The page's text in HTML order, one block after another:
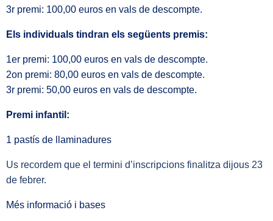
3r premi: 100,00 euros en vals de descompte.
Els individuals tindran els següents premis:
1er premi: 100,00 euros en vals de descompte.
2on premi: 80,00 euros en vals de descompte.
3r premi: 50,00 euros en vals de descompte.
Premi infantil:
1 pastís de llaminadures
Us recordem que el termini d’inscripcions finalitza dijous 23
de febrer.
Més informació i bases